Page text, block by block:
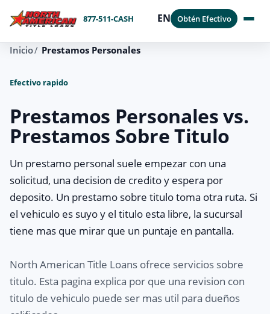
877-511-CASH EN Obtén Efectivo
Inicio Prestamos Personales
Efectivo rapido
Prestamos Personales vs.
Prestamos Sobre Titulo
Un prestamo personal suele empezar con una
solicitud, una decision de credito y espera por
deposito. Un prestamo sobre titulo toma otra ruta. Si
el vehiculo es suyo y el titulo esta libre, la sucursal
tiene mas que mirar que un puntaje en pantalla.
North American Title Loans ofrece servicios sobre
titulo. Esta pagina explica por que una revision con
titulo de vehiculo puede ser mas util para dueños